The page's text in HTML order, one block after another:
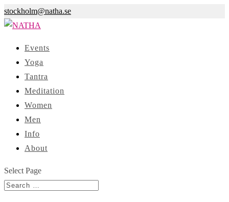
stockholm@natha.se
Events
Yoga
Tantra
Meditation
Women
Men
Info
About
Select Page